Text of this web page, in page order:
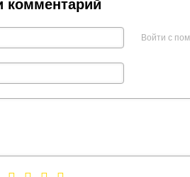
комментарий
Войти с